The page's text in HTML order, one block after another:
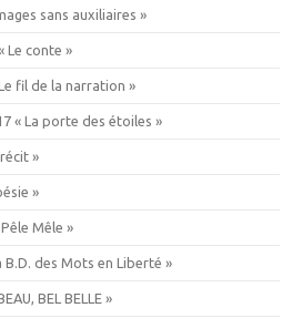
sans auxiliaires »
Le conte »
fil de la narration »
« La porte des étoiles »
»
»
Mêle »
B.D. des Mots en Liberté »
BEL BELLE »